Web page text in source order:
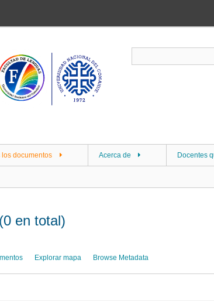
los documentos Acerca de Docentes
en total)
Explorar mapa Browse Metadata